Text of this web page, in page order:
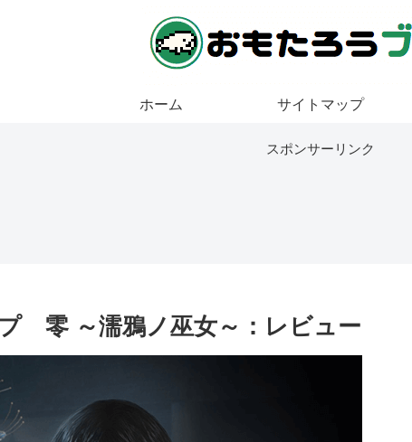
ホーム サイトマップ
スポンサーリンク
零 ～濡鴉ノ巫女～：レビュー